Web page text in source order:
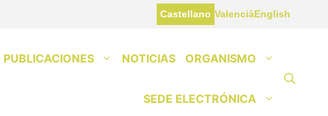
Castellano ValenciàEnglish
PUBLICACIONES NOTICIAS ORGANISMO
SEDE ELECTRÓNICA